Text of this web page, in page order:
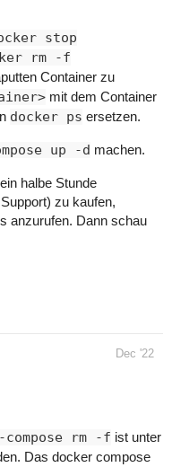
stop
rm -f
Container zu
mit dem Container
docker ps ersetzen.
up -d machen.
halbe Stunde
zu kaufen,
anzurufen. Dann schau
Dec '22
compose rm -f ist unter
Das docker compose